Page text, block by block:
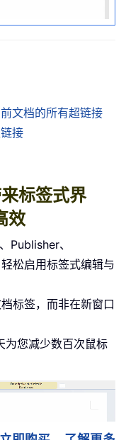
文档的所有超链接
接
标签式界
效
Publisher、
松启用标签式编辑与
标签，而非在新窗口
为您减少数百次鼠标